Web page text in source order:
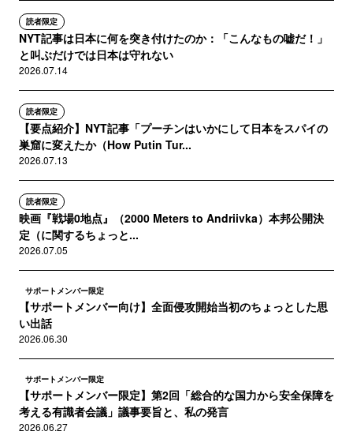
読者限定
NYT記事は日本に何を突き付けたのか：「こんなもの嘘だ！」
と叫ぶだけでは日本は守れない
2026.07.14
読者限定
【要点紹介】NYT記事「プーチンはいかにして日本をスパイの
巣窟に変えたか（How Putin Tur...
2026.07.13
読者限定
映画『戦場0地点』（2000 Meters to Andriivka）本邦公開決
定（に関するちょっと...
2026.07.05
サポートメンバー限定
【サポートメンバー向け】全面侵攻開始当初のちょっとした思
い出話
2026.06.30
サポートメンバー限定
【サポートメンバー限定】第2回「総合的な国力から安全保障を
考える有識者会議」議事要旨と、私の発言
2026.06.27